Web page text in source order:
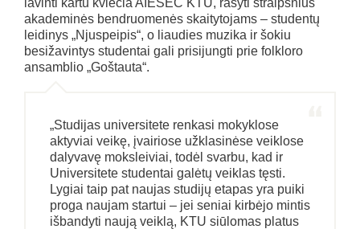
akademinės bendruomenės skaitytojams – studentų
leidinys „Njuspeipis“, o liaudies muzika ir šokiu
besižavintys studentai gali prisijungti prie folkloro
ansamblio „Goštauta“.
„Studijas universitete renkasi mokyklose
aktyviai veikę, įvairiose užklasinėse veiklose
dalyvavę moksleiviai, todėl svarbu, kad ir
Universitete studentai galėtų veiklas tęsti.
Lygiai taip pat naujas studijų etapas yra puiki
proga naujam startui – jei seniai kirbėjo mintis
išbandyti naują veiklą, KTU siūlomas platus